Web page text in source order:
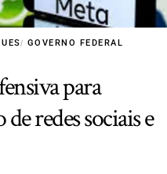
GOVERNO FEDERAL
para
redes sociais e